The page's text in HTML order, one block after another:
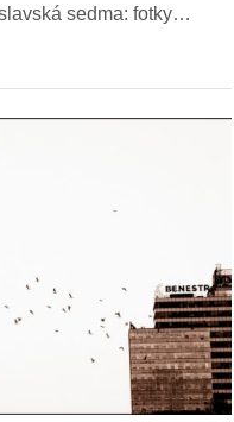
sedma: fotky…